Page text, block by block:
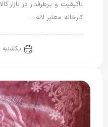
باکیفیت و پرطرفدار در
کارخانه معتبر لاله…
یکشنبه , 6 جولای